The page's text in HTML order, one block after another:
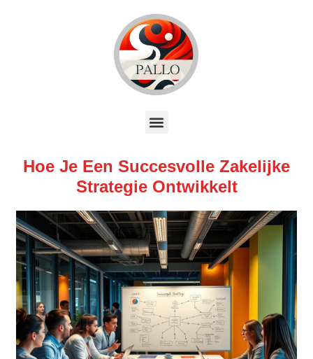
Hoe Je Een Succesvolle Zakelijke
Strategie Ontwikkelt